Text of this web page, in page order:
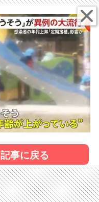
記事に戻る